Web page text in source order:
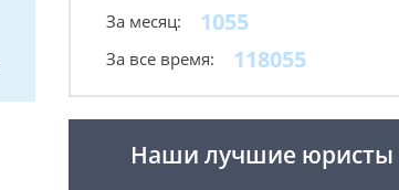
За месяц: 1055
За все время: 118055
Наши лучшие юристы